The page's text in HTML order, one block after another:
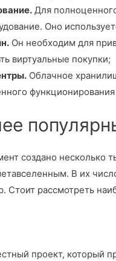
Для
Оно
Он необходим для
виртуальные покупки;
Облачное
создано несколько
В их
Стоит рассмотреть
проект, который